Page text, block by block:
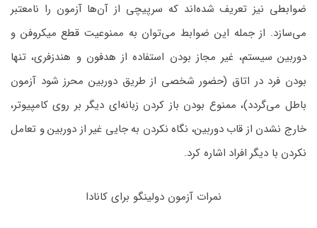
ضوابطی نیز تعریف شده‌اند که سرپیچی از آن‌ها آزمون را نامعتبر
می‌سازد. از جمله این ضوابط می‌توان به ممنوعیت قطع میکروفن و
دوربین سیستم، غیر مجاز بودن استفاده از هدفون و هندزفری، تنها
بودن فرد در اتاق (حضور شخصی از طریق دوربین محرز شود آزمون
باطل می‌گردد)، ممنوع بودن باز کردن زبانه‌ای دیگر بر روی کامپیوتر،
خارج نشدن از قاب دوربین، نگاه نکردن به جایی غیر از دوربین و تعامل
نکردن با دیگر افراد اشاره کرد.
نمرات آزمون دولینگو برای کانادا